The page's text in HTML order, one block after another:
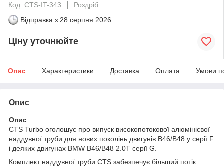
Код: CTS-IT-343
Роздріб
Відправка з 28 серпня 2026
Ціну уточнюйте
Опис Характеристики Доставка Оплата Умови
Опис
Опис
CTS Turbo оголошує про випуск високопотокової алюмінієвої
наддувної труби для нових поколінь двигунів B46/B48 у серії F
і деяких двигунах BMW B46/B48 2.0T серії G.
Комплект наддувної труби CTS забезпечує більший потік